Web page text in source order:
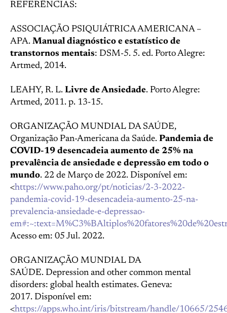
REFERÊNCIAS:
ASSOCIAÇÃO PSIQUIÁTRICA AMERICANA –
APA. Manual diagnóstico e estatístico de
transtornos mentais: DSM-5. 5. ed. Porto Alegre:
Artmed, 2014.
LEAHY, R. L. Livre de Ansiedade. Porto Alegre:
Artmed, 2011. p. 13-15.
ORGANIZAÇÃO MUNDIAL DA SAÚDE,
Organização Pan-Americana da Saúde. Pandemia de
COVID-19 desencadeia aumento de 25% na
prevalência de ansiedade e depressão em todo o
mundo. 22 de Março de 2022. Disponível em:
<https://www.paho.org/pt/noticias/2-3-2022-
pandemia-covid-19-desencadeia-aumento-25-na-
prevalencia-ansiedade-e-depressao-
Acesso em: 05 Jul. 2022.
ORGANIZAÇÃO MUNDIAL DA
SAÚDE. Depression and other common mental
disorders: global health estimates. Geneva:
2017. Disponível em:
<https://apps.who.int/iris/bitstream/handle/10665/